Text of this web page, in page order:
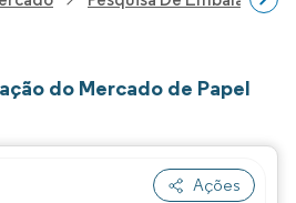
do Mercado de Papel
Ações